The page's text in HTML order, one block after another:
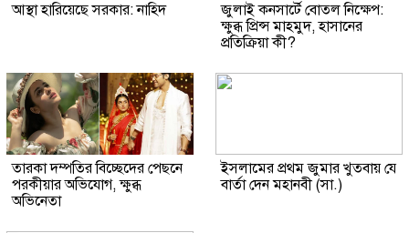
আস্থা হারিয়েছে সরকার: নাহিদ
জুলাই কনসার্টে বোতল নিক্ষেপ:
ক্ষুব্ধ প্রিন্স মাহমুদ, হাসানের
প্রতিক্রিয়া কী?
তারকা দম্পতির বিচ্ছেদের পেছনে
পরকীয়ার অভিযোগ, ক্ষুব্ধ
অভিনেতা
ইসলামের প্রথম জুমার খুতবায় যে
বার্তা দেন মহানবী (সা.)